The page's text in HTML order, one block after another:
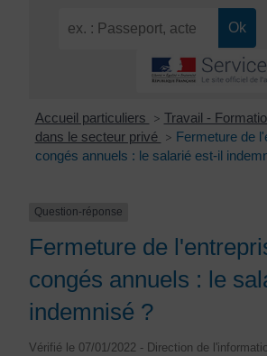
Accueil particuliers > Travail -
dans le secteur privé
> Fermeture de
congés annuels : le salarié est-il
Question-réponse
Fermeture de
congés annuels : le
indemnisé ?
Vérifié le 07/01/2022 - Direction de